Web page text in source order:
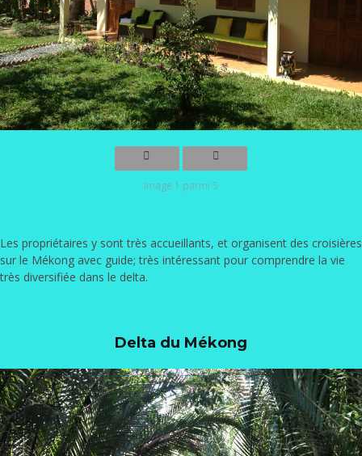
Image 1 parmi 5
Les propriétaires y sont très accueillants, et organisent des croisières
sur le Mékong avec guide; très intéressant pour comprendre la vie
très diversifiée dans le delta.
Delta du Mékong